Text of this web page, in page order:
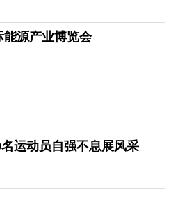
源产业博览会
运动员自强不息展风采